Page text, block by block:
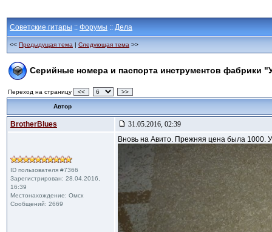
Советские гитары :: Форумы :: Дела
<< Предыдущая тема | Следующая тема >>
Серийные номера и паспорта инструментов фабрики
Переход на страницу << >>
Автор
BrotherBlues 31.05.2016, 02:39
ID пользователя #7366
Зарегистрирован: 28.04.2016,
16:39
Местонахождение: Омск
Сообщений: 2669
Вновь на Авито. Прежняя цена была 1000.